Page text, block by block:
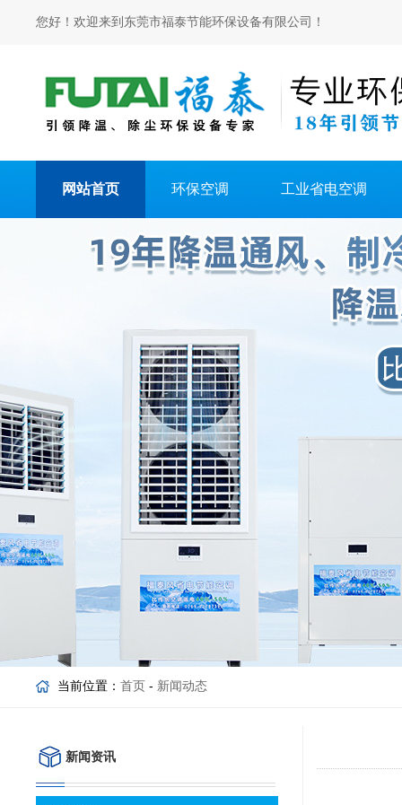
您好！欢迎来到东莞市福泰节能环保设备有限公司！
网站首页 环保空调 工业省电空调
当前位置： 首页 - 新闻动态
新闻资讯